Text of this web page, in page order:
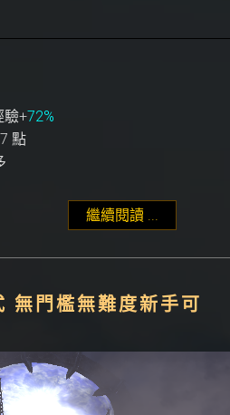
驗+72%
點
繼續閱讀 ...
無門檻無難度新手可